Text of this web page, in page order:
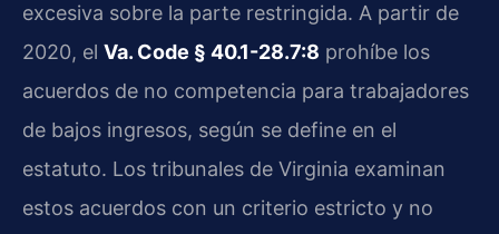
excesiva sobre la parte restringida. A partir de
2020, el Va. Code § 40.1-28.7:8 prohíbe los
acuerdos de no competencia para trabajadores
de bajos ingresos, según se define en el
estatuto. Los tribunales de Virginia examinan
estos acuerdos con un criterio estricto y no